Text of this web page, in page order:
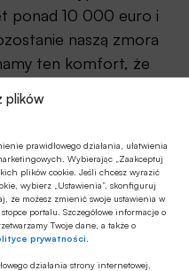
plików
prawidłowego działania, ułatwienia
Wybierając „Zaakceptuj
plików cookie. Jeśli chcesz wyrazić
wybierz „Ustawienia”, skonfiguruj
że możesz zmienić swoje ustawienia w
portalu. Szczegółowe informacje o
Twoje dane, a także o
prywatności
działania strony internetowej,
ponad 10 000 euro i
naszą zmora
ten komfort, że
granicą kwoty jakie
we
nogi stawki zaczynają
nawet do 1500
spotkać w Austrii